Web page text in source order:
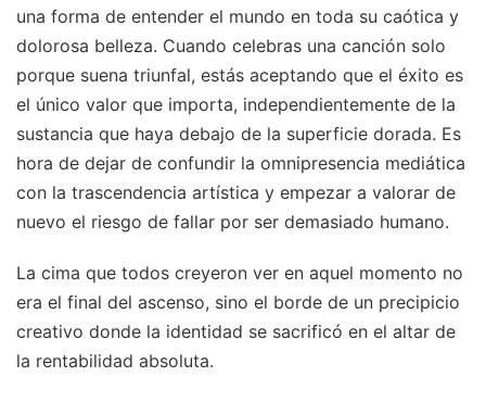
una forma de entender el mundo en toda su caótica y
dolorosa belleza. Cuando celebras una canción solo
porque suena triunfal, estás aceptando que el éxito es
el único valor que importa, independientemente de la
sustancia que haya debajo de la superficie dorada. Es
hora de dejar de confundir la omnipresencia mediática
con la trascendencia artística y empezar a valorar de
nuevo el riesgo de fallar por ser demasiado humano.
La cima que todos creyeron ver en aquel momento no
era el final del ascenso, sino el borde de un precipicio
creativo donde la identidad se sacrificó en el altar de
la rentabilidad absoluta.